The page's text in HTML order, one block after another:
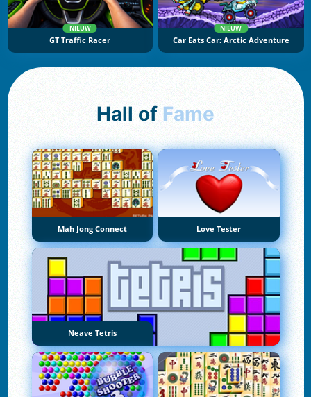
NIEUW
GT Traffic Racer
NIEUW
Car Eats Car: Arctic Adventure
Hall of Fame
Mah Jong Connect Love Tester
Neave Tetris